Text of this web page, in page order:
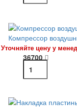
Компрессор
Уточняйте цену у
36700